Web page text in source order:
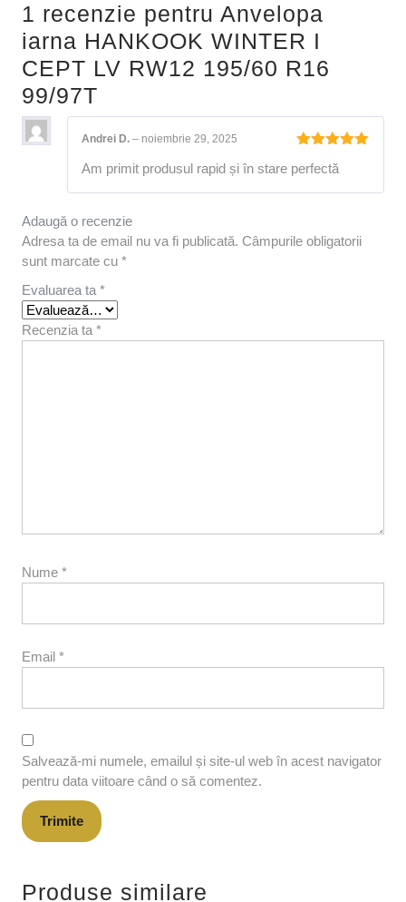
1 recenzie pentru Anvelopa
iarna HANKOOK WINTER I
CEPT LV RW12 195/60 R16
99/97T
5din 5
Andrei D. – noiembrie 29, 2025
Am primit produsul rapid și în stare perfectă
Adaugă o recenzie
Adresa ta de email nu va fi publicată. Câmpurile obligatorii
sunt marcate cu *
Evaluarea ta *
Recenzia ta *
Nume *
Email *
Salvează-mi numele, emailul și site-ul web în acest navigator
pentru data viitoare când o să comentez.
Produse similare